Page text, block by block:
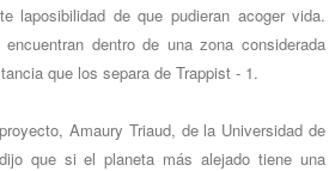
laposibilidad de que pudieran acoger vida.
dentro de una zona considerada
que los separa de Trappist - 1.
Amaury Triaud, de la Universidad de
que si el planeta más alejado tiene una